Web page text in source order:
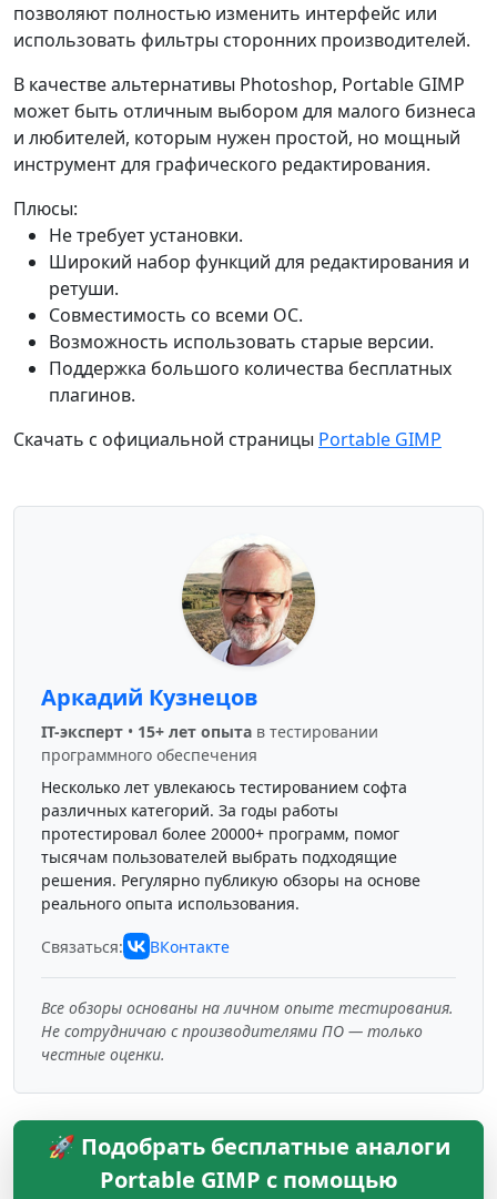
позволяют полностью изменить интерфейс или
использовать фильтры сторонних производителей.
В качестве альтернативы Photoshop, Portable GIMP
может быть отличным выбором для малого бизнеса
и любителей, которым нужен простой, но мощный
инструмент для графического редактирования.
Плюсы:
Не требует установки.
Широкий набор функций для редактирования и
ретуши.
Совместимость со всеми ОС.
Возможность использовать старые версии.
Поддержка большого количества бесплатных
плагинов.
Скачать с официальной страницы Portable GIMP
Аркадий Кузнецов
IT-эксперт • 15+ лет опыта в тестировании
программного обеспечения
Несколько лет увлекаюсь тестированием софта
различных категорий. За годы работы
протестировал более 20000+ программ, помог
тысячам пользователей выбрать подходящие
решения. Регулярно публикую обзоры на основе
реального опыта использования.
Связаться: ВКонтакте
Все обзоры основаны на личном опыте тестирования.
Не сотрудничаю с производителями ПО — только
честные оценки.
🚀 Подобрать бесплатные аналоги
Portable GIMP с помощью